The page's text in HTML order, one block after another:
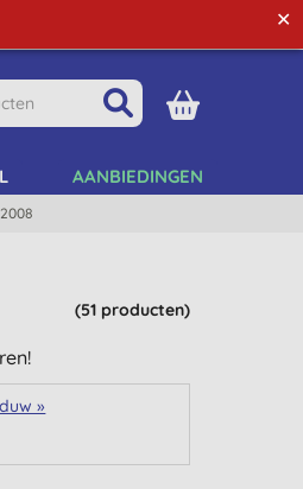
✕
AANBIEDINGEN
(51 producten)
»